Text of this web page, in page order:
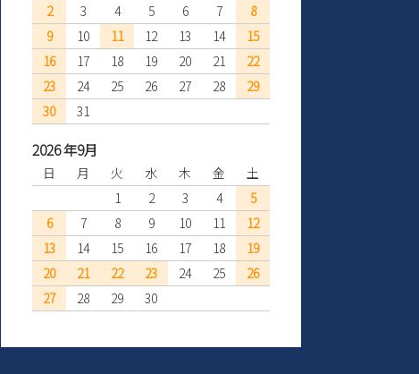
2
3 4 5 6 7
8
9
10 11 12 13 14
15
16
17 18 19 20 21
22
23
24 25 26 27 28
29
30
31
2026 年9月
日 月 火 水 木 金
土
1
2 3 4
5
6
7 8 9 10 11
12
13
14 15 16 17 18
19
20
21 22 23 24 25
26
27
28 29 30